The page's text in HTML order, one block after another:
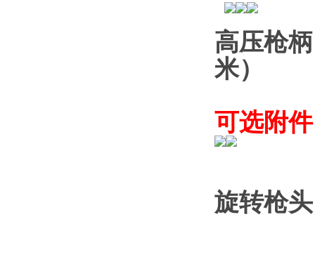
高压枪
米）
可选附件
旋转枪头